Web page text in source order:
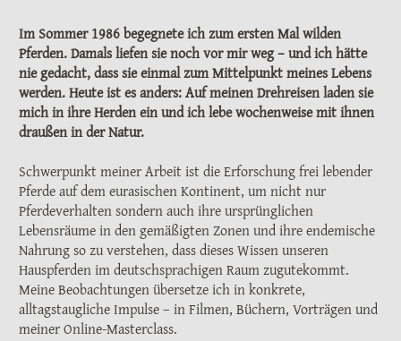
Im Sommer 1986 begegnete ich zum ersten Mal wilden
Pferden. Damals liefen sie noch vor mir weg – und ich hätte
nie gedacht, dass sie einmal zum Mittelpunkt meines Lebens
werden. Heute ist es anders: Auf meinen Drehreisen laden sie
mich in ihre Herden ein und ich lebe wochenweise mit ihnen
draußen in der Natur.
Schwerpunkt meiner Arbeit ist die Erforschung frei lebender
Pferde auf dem eurasischen Kontinent, um nicht nur
Pferdeverhalten sondern auch ihre ursprünglichen
Lebensräume in den gemäßigten Zonen und ihre endemische
Nahrung so zu verstehen, dass dieses Wissen unseren
Hauspferden im deutschsprachigen Raum zugutekommt.
Meine Beobachtungen übersetze ich in konkrete,
alltagstaugliche Impulse – in Filmen, Büchern, Vorträgen und
meiner Online‑Masterclass.